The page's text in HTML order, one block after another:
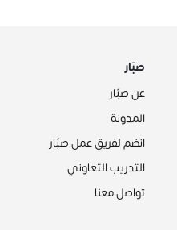
صبّار
عن صبّار
المدونة
انضم لفريق عمل صبّار
التدريب التعاوني
تواصل معنا